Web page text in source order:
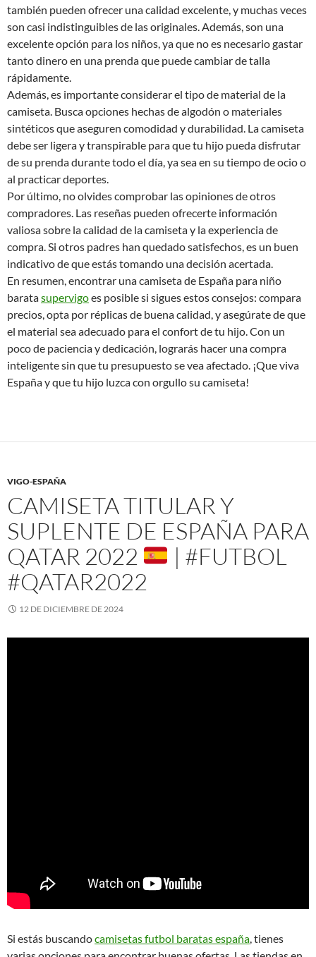
también pueden ofrecer una calidad excelente, y muchas veces
son casi indistinguibles de las originales. Además, son una
excelente opción para los niños, ya que no es necesario gastar
tanto dinero en una prenda que puede cambiar de talla
rápidamente.
Además, es importante considerar el tipo de material de la
camiseta. Busca opciones hechas de algodón o materiales
sintéticos que aseguren comodidad y durabilidad. La camiseta
debe ser ligera y transpirable para que tu hijo pueda disfrutar
de su prenda durante todo el día, ya sea en su tiempo de ocio o
al practicar deportes.
Por último, no olvides comprobar las opiniones de otros
compradores. Las reseñas pueden ofrecerte información
valiosa sobre la calidad de la camiseta y la experiencia de
compra. Si otros padres han quedado satisfechos, es un buen
indicativo de que estás tomando una decisión acertada.
En resumen, encontrar una camiseta de España para niño
baratasupervigoes posible si sigues estos consejos: compara
precios, opta por réplicas de buena calidad, y asegúrate de que
el material sea adecuado para el confort de tu hijo. Con un
poco de paciencia y dedicación, lograrás hacer una compra
inteligente sin que tu presupuesto se vea afectado. ¡Que viva
España y que tu hijo luzca con orgullo su camiseta!
VIGO-ESPAÑA
CAMISETA TITULAR Y
SUPLENTE DE ESPAÑA PARA
QATAR 2022
| #FUTBOL
#QATAR2022
12 DE DICIEMBRE DE 2024
Si estás buscandocamisetas futbol baratas españa, tienes